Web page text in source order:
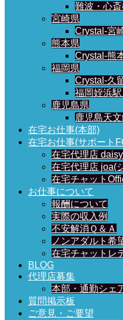
難波・心
宮崎県
Crystal-宮
熊本県
Crystal-熊
福岡県
Crystal-久
福岡姪浜
鹿児島県
鹿児島天
在宅お仕事(本部)
在宅お仕事(サポート
在宅代理店
在宅代理店 joa(
在宅チャット
お仕事について
報酬について
実際の収入例
不安解消Ｑ＆Ａ
ノンアダルト希
在宅チャットレ
BLOG
代理店募集
本部・通勤シェ
質問掲示板
ご意見・ご要望